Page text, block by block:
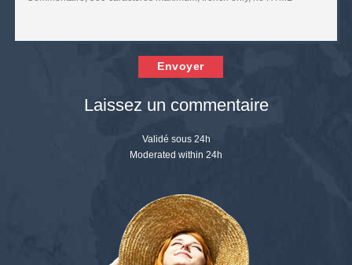
Envoyer
Laissez un commentaire
Validé sous 24h
Moderated within 24h